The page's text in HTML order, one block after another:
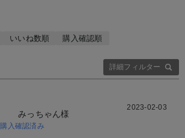
詳細フィルター
いいね数順
購入確認順
みっちゃん様
購入確認済み
2023-02-03